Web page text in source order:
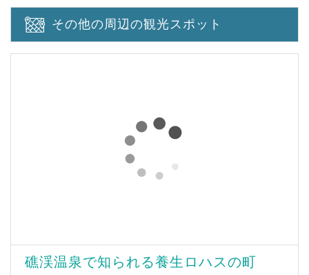
その他の周辺の観光スポット
礁渓温泉で知られる養生ロハスの町